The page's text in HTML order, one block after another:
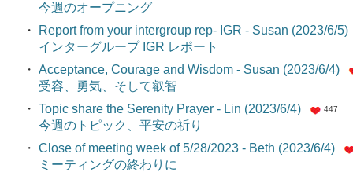
今週のオープニング
・
Report from your intergroup rep- IGR - Susan (2023/6/5)
インターグループ IGR レポート
・ Acceptance, Courage and Wisdom - Susan (2023/6/4)
受容、勇気、そして叡智
・ Topic share the Serenity Prayer - Lin (2023/6/4)
今週のトピック、平安の祈り
447
・ Close of meeting week of 5/28/2023 - Beth (2023/6/4)
ミーティングの終わりに